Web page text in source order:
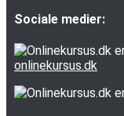
Sociale medier:
onlinekursus.dk